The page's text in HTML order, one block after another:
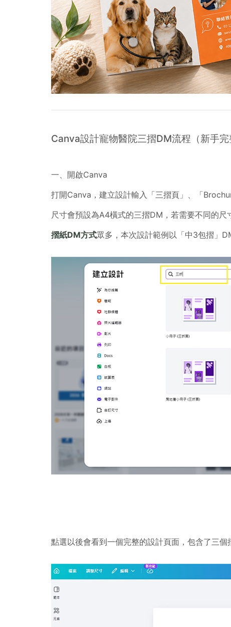
Canva設計寵物醫院三摺DM流程（新手完
一、開啟Canva
打開Canva，建立設計輸入「三摺頁」、「
尺寸會預設為A4橫式的三摺DM，若需要不同的
摺紙DM方式眾多，本次設計範例以「中3包摺」
點選以後會看到一個完整的設計頁面，包含了三